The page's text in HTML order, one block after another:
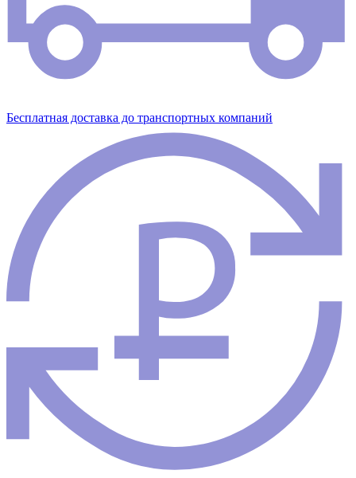
Бесплатная доставка до транспортных компаний